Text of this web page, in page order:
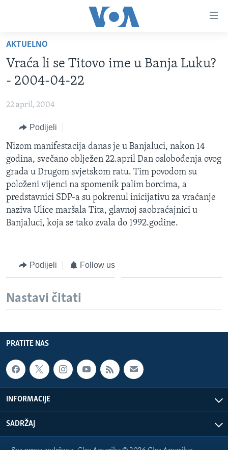
glavni
sadržaj
Pređi
glavnu
navigaciju
pretragu
TV PROGRAM
VIJESTI
SJEDINJENE AMERIČKE DRŽAVE
BOSNA I HERCEGOVINA
SVIJET
NAUKA I TEHNOLOGIJA
SPECIJALNI PROJEKTI
KORUPCIJA
SLOBODA MEDIJA
ŽENSKA STRANA
IZBJEGLIČKA STRANA
PRATITE NAS
Jezici
AKTUELNO
Vraća li se Titovo ime u Banja Luku?
- 2004-04-22
22 april, 2004
Podijeli
Nizom manifestacija danas je u Banjaluci, nakon 14
godina, svečano oblježen 22.april Dan oslobođenja ovog
grada u Drugom svjetskom ratu. Tim povodom su
položeni vijenci na spomenik palim borcima, a
predstavnici SDP-a su pokrenul inicijativu za vraćanje
naziva Ulice maršala Tita, glavnoj saobraćajnici u
Banjaluci, koja se tako zvala do 1992.godine.
Podijeli Follow us
Nastavi čitati
PRATITE NAS
INFORMACIJE
SADRŽAJ
Sva prava zadržana. Glas Amerike © 2026 Glas Amerike: